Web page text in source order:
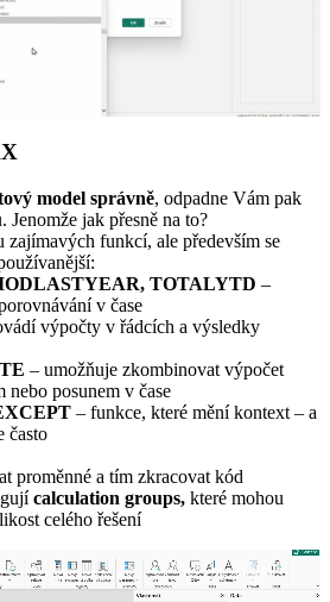
model správně, odpadne Vám pak
jak přesně na to?
zajímavých funkcí, ale především se
TOTALYTD –
v čase
výpočty v řádcích a výsledky
– umožňuje zkombinovat výpočet
nebo posunem v čase
– funkce, které mění kontext – a
často
proměnné a tím zkracovat kód
calculation groups, které mohou
celého řešení